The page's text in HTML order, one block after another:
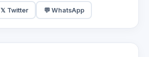
𝕏 Twitter 💬 WhatsApp